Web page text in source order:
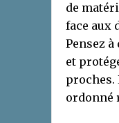
de
face aux
Pensez
et
proches.
ordonné